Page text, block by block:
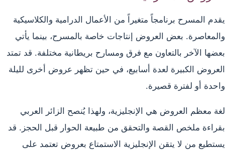
يقدم المسرح برنامجاً متغيراً من الأعمال الدرامية والكلاسيكية
والمعاصرة. بعض العروض إنتاجات خاصة بالمسرح، بينما يأتي
بعضها الآخر بالتعاون مع فرق ومسارح بريطانية مختلفة. قد تمتد
العروض الكبيرة لعدة أسابيع، في حين تظهر عروض أخرى لليلة
واحدة أو لفترة قصيرة.
لغة معظم العروض هي الإنجليزية، ولهذا يُنصح الزائر العربي
بقراءة ملخص القصة والتحقق من طبيعة الحوار قبل الحجز. قد
يستطيع من لا يتقن الإنجليزية الاستمتاع بعروض تعتمد على